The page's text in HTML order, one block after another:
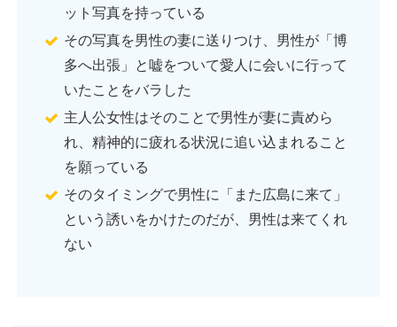
ット写真を持っている
その写真を男性の妻に送りつけ、男性が「博
多へ出張」と嘘をついて愛人に会いに行って
いたことをバラした
主人公女性はそのことで男性が妻に責めら
れ、精神的に疲れる状況に追い込まれること
を願っている
そのタイミングで男性に「また広島に来て」
という誘いをかけたのだが、男性は来てくれ
ない